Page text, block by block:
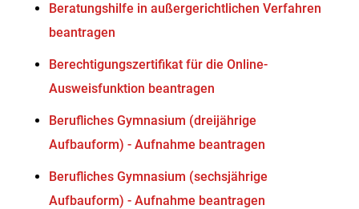
Beratungshilfe in außergerichtlichen Verfahren
beantragen
Berechtigungszertifikat für die Online-
Ausweisfunktion beantragen
Berufliches Gymnasium (dreijährige
Aufbauform) - Aufnahme beantragen
Berufliches Gymnasium (sechsjährige
Aufbauform) - Aufnahme beantragen